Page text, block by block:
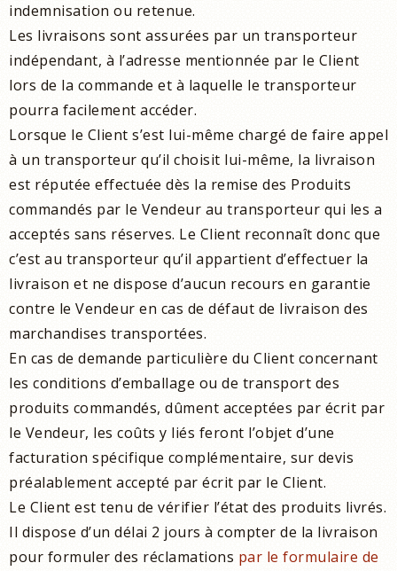
indemnisation ou retenue.
Les livraisons sont assurées par un transporteur
indépendant, à l’adresse mentionnée par le Client
lors de la commande et à laquelle le transporteur
pourra facilement accéder.
Lorsque le Client s’est lui-même chargé de faire appel
à un transporteur qu’il choisit lui-même, la livraison
est réputée effectuée dès la remise des Produits
commandés par le Vendeur au transporteur qui les a
acceptés sans réserves. Le Client reconnaît donc que
c’est au transporteur qu’il appartient d’effectuer la
livraison et ne dispose d’aucun recours en garantie
contre le Vendeur en cas de défaut de livraison des
marchandises transportées.
En cas de demande particulière du Client concernant
les conditions d’emballage ou de transport des
produits commandés, dûment acceptées par écrit par
le Vendeur, les coûts y liés feront l’objet d’une
facturation spécifique complémentaire, sur devis
préalablement accepté par écrit par le Client.
Le Client est tenu de vérifier l’état des produits livrés.
Il dispose d’un délai 2 jours à compter de la livraison
pour formuler des réclamations par le formulaire de